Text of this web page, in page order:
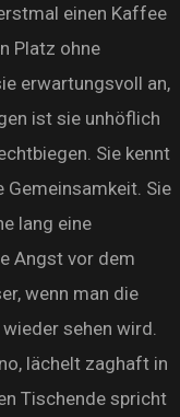
einen Kaffee
Platz ohne
erwartungsvoll an,
ist sie unhöflich
Sie kennt
Gemeinsamkeit. Sie
lang eine
Angst vor dem
wenn man die
sehen wird.
lächelt zaghaft in
Tischende spricht